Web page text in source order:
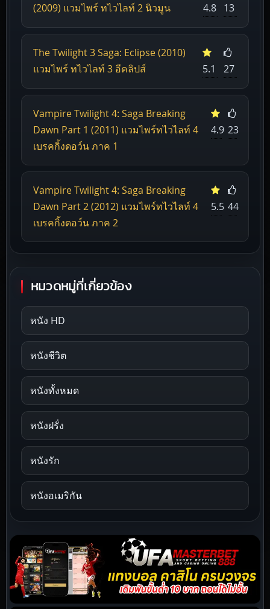
(2009) แวมไพร์ ทไวไลท์ 2 นิวมูน
4.8 13
The Twilight 3 Saga: Eclipse (2010)
แวมไพร์ ทไวไลท์ 3 อีคลิปส์
5.1 27
Vampire Twilight 4: Saga Breaking
Dawn Part 1 (2011) แวมไพร์ทไวไลท์ 4
เบรคกิ้งดอว์น ภาค 1
4.9 23
Vampire Twilight 4: Saga Breaking
Dawn Part 2 (2012) แวมไพร์ทไวไลท์ 4
เบรคกิ้งดอว์น ภาค 2
5.5 44
หมวดหมู่ที่เกี่ยวข้อง
หนัง HD
หนังชีวิต
หนังทั้งหมด
หนังฝรั่ง
หนังรัก
หนังอเมริกัน